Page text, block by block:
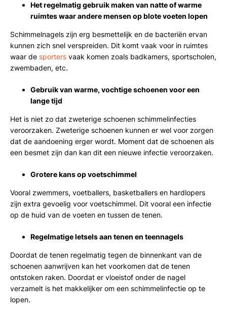
Het regelmatig gebruik maken van natte of warme
ruimtes waar andere mensen op blote voeten lopen
Schimmelnagels zijn erg besmettelijk en de bacteriën ervan
kunnen zich snel verspreiden. Dit komt vaak voor in ruimtes
waar de sporters vaak komen zoals badkamers, sportscholen,
zwembaden, etc.
Gebruik van warme, vochtige schoenen voor een
lange tijd
Het is niet zo dat zweterige schoenen schimmelinfecties
veroorzaken. Zweterige schoenen kunnen er wel voor zorgen
dat de aandoening erger wordt. Moment dat de schoenen als
een besmet zijn dan kan dit een nieuwe infectie veroorzaken.
Grotere kans op voetschimmel
Vooral zwemmers, voetballers, basketballers en hardlopers
zijn extra gevoelig voor voetschimmel. Dit vooral een infectie
op de huid van de voeten en tussen de tenen.
Regelmatige letsels aan tenen en teennagels
Doordat de tenen regelmatig tegen de binnenkant van de
schoenen aanwrijven kan het voorkomen dat de tenen
ontstoken raken. Doordat er vloeistof onder de nagel
verzamelt is het makkelijker om een schimmelinfectie op te
lopen.